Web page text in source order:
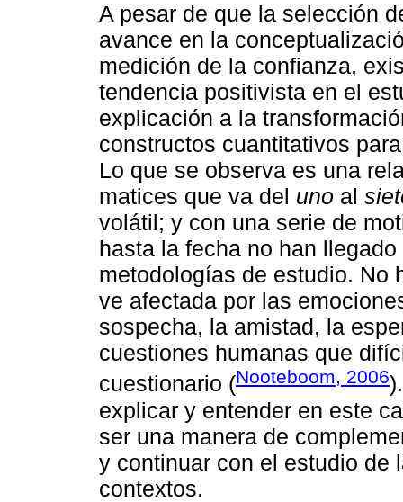
A pesar de que la selección
avance en la
medición de la confianza,
tendencia positivista en el
explicación a la
constructos cuantitativos
Lo que se observa es una
matices que va del uno al
volátil; y con una serie de
hasta la fecha no han
metodologías de estudio. No
ve afectada por las
sospecha, la amistad, la
cuestiones humanas que
cuestionario (Nooteboom, 2006
explicar y entender en este
ser una manera de
y continuar con el estudio de
contextos.